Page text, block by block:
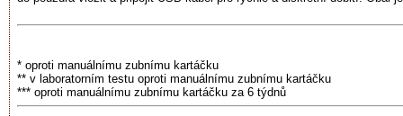
* oproti manuálnímu zubnímu kartáčku
** v laboratorním testu oproti manuálnímu zubnímu kartáčku
*** oproti manuálnímu zubnímu kartáčku za 6 týdnů